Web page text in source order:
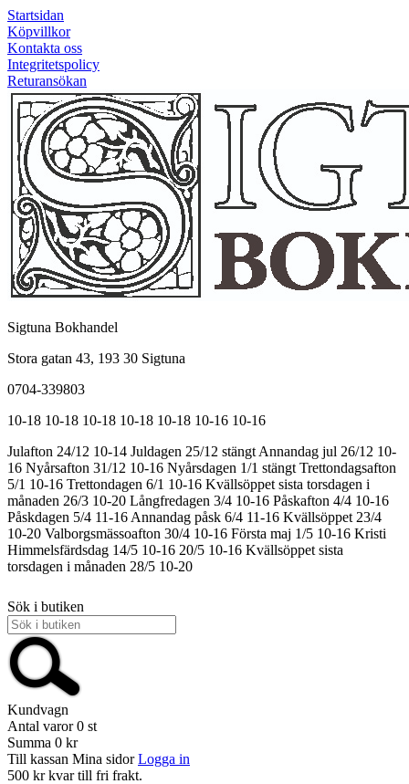
Startsidan
Köpvillkor
Kontakta oss
Integritetspolicy
Returansökan
Sigtuna Bokhandel
Stora gatan 43, 193 30 Sigtuna
0704-339803
10-18 10-18 10-18 10-18 10-18 10-16 10-16
Julafton 24/12 10-14 Juldagen 25/12 stängt Annandag jul 26/12 10-
16 Nyårsafton 31/12 10-16 Nyårsdagen 1/1 stängt Trettondagsafton
5/1 10-16 Trettondagen 6/1 10-16 Kvällsöppet sista torsdagen i
månaden 26/3 10-20 Långfredagen 3/4 10-16 Påskafton 4/4 10-16
Påskdagen 5/4 11-16 Annandag påsk 6/4 11-16 Kvällsöppet 23/4
10-20 Valborgsmässoafton 30/4 10-16 Första maj 1/5 10-16 Kristi
Himmelsfärdsdag 14/5 10-16 20/5 10-16 Kvällsöppet sista
torsdagen i månaden 28/5 10-20
Sök i butiken
Kundvagn
Antal varor 0 st
Summa 0 kr
Till kassan Mina sidor Logga in
500 kr kvar till fri frakt.